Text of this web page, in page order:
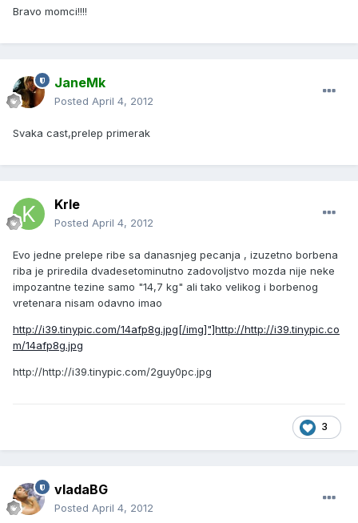
Bravo momci!!!!
JaneMk
Posted April 4, 2012
Svaka cast,prelep primerak
Krle
Posted April 4, 2012
Evo jedne prelepe ribe sa danasnjeg pecanja , izuzetno borbena
riba je priredila dvadesetominutno zadovoljstvo mozda nije neke
impozantne tezine samo "14,7 kg" ali tako velikog i borbenog
vretenara nisam odavno imao
http://i39.tinypic.com/14afp8g.jpg[/img]"]http://http://i39.tinypic.co
m/14afp8g.jpg
http://http://i39.tinypic.com/2guy0pc.jpg
3
vladaBG
Posted April 4, 2012